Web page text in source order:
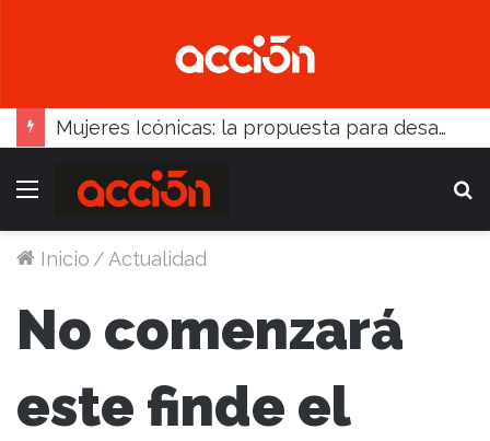
Mujeres Icónicas: la propuesta para desarrollo empresarial femenino que llega a Balcarce
Menú
Inicio /Actualidad
No comenzará
este finde el